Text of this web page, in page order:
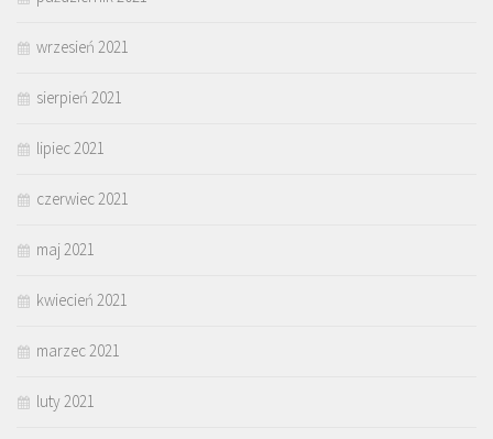
wrzesień 2021
sierpień 2021
lipiec 2021
czerwiec 2021
maj 2021
kwiecień 2021
marzec 2021
luty 2021